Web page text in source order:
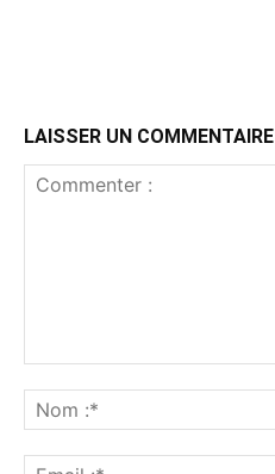
LAISSER UN COMMENTAIRE